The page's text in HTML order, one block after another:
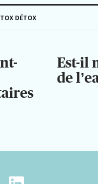
DÉTOX
Est-il
de